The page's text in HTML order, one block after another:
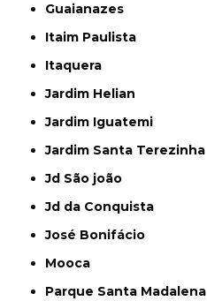
Guaianazes
Itaim Paulista
Itaquera
Jardim Helian
Jardim Iguatemi
Jardim Santa Terezinha
Jd São joão
Jd da Conquista
José Bonifácio
Mooca
Parque Santa Madalena